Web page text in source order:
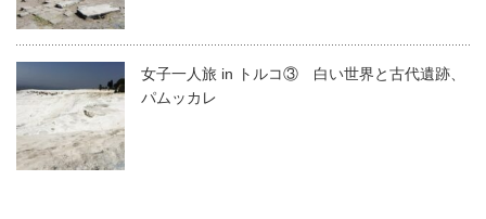
女子一人旅 in トルコ③ 白い世界と古代遺跡、
パムッカレ